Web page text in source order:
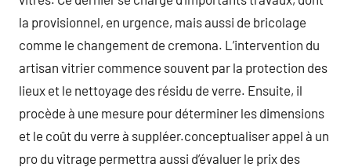
la provisionnel, en urgence, mais aussi de bricolage
comme le changement de cremona. L’intervention du
artisan vitrier commence souvent par la protection des
lieux et le nettoyage des résidu de verre. Ensuite, il
procède à une mesure pour déterminer les dimensions
et le coût du verre à suppléer.conceptualiser appel à un
pro du vitrage permettra aussi d’évaluer le prix des